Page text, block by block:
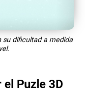
su dificultad a medida
Puzle 3D